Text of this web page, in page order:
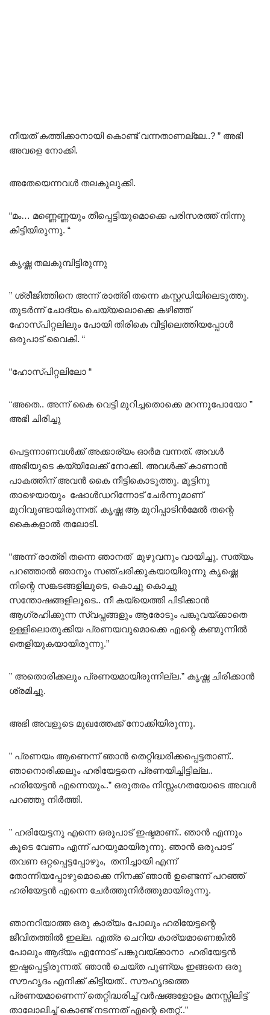
നീയത് കത്തിക്കാനായി കൊണ്ട് വന്നതാണല്ലേ..? ” അഭി
അവളെ നോക്കി.
അതേയെന്നവൾ തലകുലുക്കി.
“മം… മണ്ണെണ്ണയും തീപ്പെട്ടിയുമൊക്കെ പരിസരത്ത് നിന്നു
കിട്ടിയിരുന്നു. “
കൃഷ്ണ തലകുമ്പിട്ടിരുന്നു
” ശ്രീജിത്തിനെ അന്ന് രാത്രി തന്നെ കസ്റ്റഡിയിലെടുത്തു.
തുടർന്ന് ചോദ്യം ചെയ്യലൊക്കെ കഴിഞ്ഞ്
ഹോസ്പിറ്റലിലും പോയി തിരികെ വീട്ടിലെത്തിയപ്പോൾ
ഒരുപാട് വൈകി. “
“ഹോസ്പിറ്റലിലോ “
“അതെ.. അന്ന് കൈ വെട്ടി മുറിച്ചതൊക്കെ മറന്നുപോയോ ”
അഭി ചിരിച്ചു
പെട്ടന്നാണവൾക്ക് അക്കാര്യം ഓർമ വന്നത്. അവൾ
അഭിയുടെ കയ്യിലേക്ക് നോക്കി. അവൾക്ക് കാണാൻ
പാകത്തിന് അവൻ കൈ നീട്ടികൊടുത്തു. മുട്ടിനു
താഴെയായും ഷോൾഡറിന്നോട് ചേർന്നുമാണ്
മുറിവുണ്ടായിരുന്നത്. കൃഷ്ണ ആ മുറിപ്പാടിൻമേൽ തന്റെ
കൈകളാൽ തലോടി.
“അന്ന് രാത്രി തന്നെ ഞാനത് മുഴുവനും വായിച്ചു. സത്യം
പറഞ്ഞാൽ ഞാനും സഞ്ചരിക്കുകയായിരുന്നു കൃഷ്ണെ
നിന്റെ സങ്കടങ്ങളിലൂടെ, കൊച്ചു കൊച്ചു
സന്തോഷങ്ങളിലൂടെ.. നീ കയ്യെത്തി പിടിക്കാൻ
ആഗ്രഹിക്കുന്ന സ്വപ്നങ്ങളും ആരോടും പങ്കുവയ്ക്കാതെ
ഉള്ളിലൊതുക്കിയ പ്രണയവുമൊക്കെ എന്റെ കണ്മുന്നിൽ
തെളിയുകയായിരുന്നു.”
” അതൊരിക്കലും പ്രണയമായിരുന്നില്ല.” കൃഷ്ണ ചിരിക്കാൻ
ശ്രമിച്ചു.
അഭി അവളുടെ മുഖത്തേക്ക് നോക്കിയിരുന്നു.
” പ്രണയം ആണെന്ന് ഞാൻ തെറ്റിദ്ധരിക്കപ്പെട്ടതാണ്..
ഞാനൊരിക്കലും ഹരിയേട്ടനെ പ്രണയിച്ചിട്ടില്ല..
ഹരിയേട്ടൻ എന്നെയും..” ഒരുതരം നിസ്സംഗതയോടെ അവൾ
പറഞ്ഞു നിർത്തി.
” ഹരിയേട്ടനു എന്നെ ഒരുപാട് ഇഷ്ടമാണ്.. ഞാൻ എന്നും
കൂടെ വേണം എന്ന് പറയുമായിരുന്നു. ഞാൻ ഒരുപാട്
തവണ ഒറ്റപ്പെട്ടപ്പോഴും, തനിച്ചായി എന്ന്
തോന്നിയപ്പോഴുമൊക്കെ നിനക്ക് ഞാൻ ഉണ്ടെന്ന് പറഞ്ഞ്
ഹരിയേട്ടൻ എന്നെ ചേർത്തുനിർത്തുമായിരുന്നു.
ഞാനറിയാത്ത ഒരു കാര്യം പോലും ഹരിയേട്ടന്റെ
ജീവിതത്തിൽ ഇല്ല. എത്ര ചെറിയ കാര്യമാണെങ്കിൽ
പോലും ആദ്യം എന്നോട് പങ്കുവയ്ക്കാനാ ഹരിയേട്ടൻ
ഇഷ്ടപ്പെട്ടിരുന്നത്. ഞാൻ ചെയ്ത പുണ്യം ഇങ്ങനെ ഒരു
സൗഹൃദം എനിക്ക് കിട്ടിയത്.. സൗഹൃദത്തെ
പ്രണയമാണെന്ന് തെറ്റിദ്ധരിച്ച് വർഷങ്ങളോളം മനസ്സിലിട്ട്
താലോലിച്ച് കൊണ്ട് നടന്നത് എന്റെ തെറ്റ്..”